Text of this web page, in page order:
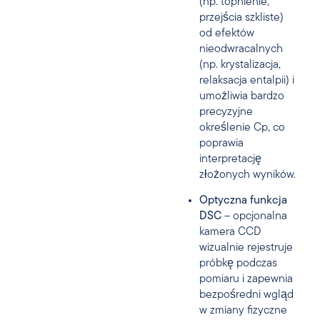
przejścia szkliste)
od efektów
nieodwracalnych
(np. krystalizacja,
relaksacja entalpii) i
umożliwia bardzo
precyzyjne
określenie Cp, co
poprawia
interpretację
złożonych wyników.
Optyczna funkcja
DSC – opcjonalna
kamera CCD
wizualnie rejestruje
próbkę podczas
pomiaru i zapewnia
bezpośredni wgląd
w zmiany fizyczne